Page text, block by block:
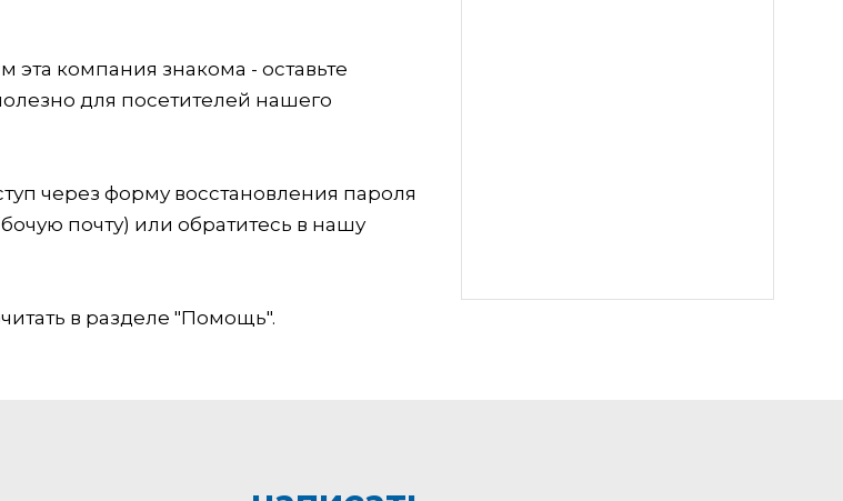
компания знакома - оставьте
для посетителей нашего
через форму восстановления пароля
почту) или обратитесь в нашу
в разделе "Помощь".